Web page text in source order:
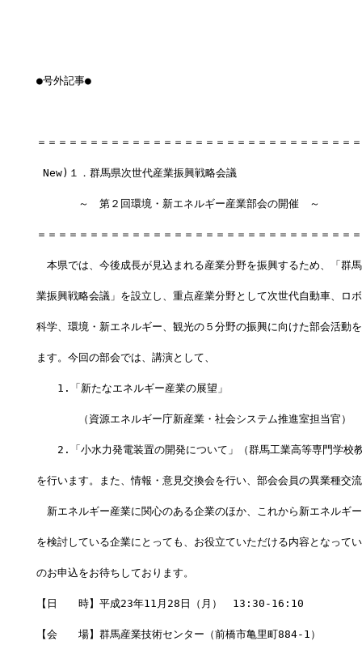
●号外記事●
＝＝＝＝＝＝＝＝＝＝＝＝＝＝＝＝＝＝＝＝＝＝＝＝＝＝＝＝＝＝
New)１．群馬県次世代産業振興戦略会議
～　第２回環境・新エネルギー産業部会の開催　～
＝＝＝＝＝＝＝＝＝＝＝＝＝＝＝＝＝＝＝＝＝＝＝＝＝＝＝＝＝＝
本県では、今後成長が見込まれる産業分野を振興するため、「群
業振興戦略会議」を設立し、重点産業分野として次世代自動車、ロ
科学、環境・新エネルギー、観光の５分野の振興に向けた部会活動
ます。今回の部会では、講演として、
1.「新たなエネルギー産業の展望」
（資源エネルギー庁新産業・社会システム推進室担当官）
2.「小水力発電装置の開発について」（群馬工業高等専門学校
を行います。また、情報・意見交換会を行い、部会会員の異業種交
新エネルギー産業に関心のある企業のほか、これから新エネルギ
を検討している企業にとっても、お役立ていただける内容となって
のお申込をお待ちしております。
【日　　時】平成23年11月28日（月）　13:30-16:10
【会　　場】群馬産業技術センター（前橋市亀里町884-1）